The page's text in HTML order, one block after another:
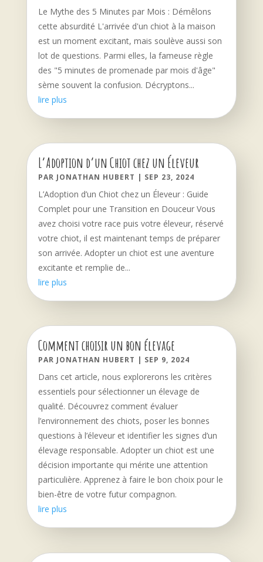
Le Mythe des 5 Minutes par Mois : Démêlons
cette absurdité L'arrivée d'un chiot à la maison
est un moment excitant, mais soulève aussi son
lot de questions. Parmi elles, la fameuse règle
des "5 minutes de promenade par mois d'âge"
sème souvent la confusion. Décryptons...
lire plus
L’Adoption d’un Chiot chez un Éleveur
PAR JONATHAN HUBERT | SEP 23, 2024
L’Adoption d’un Chiot chez un Éleveur : Guide
Complet pour une Transition en Douceur Vous
avez choisi votre race puis votre éleveur, réservé
votre chiot, il est maintenant temps de préparer
son arrivée. Adopter un chiot est une aventure
excitante et remplie de...
lire plus
Comment choisir un bon élevage
PAR JONATHAN HUBERT | SEP 9, 2024
Dans cet article, nous explorerons les critères
essentiels pour sélectionner un élevage de
qualité. Découvrez comment évaluer
l’environnement des chiots, poser les bonnes
questions à l’éleveur et identifier les signes d’un
élevage responsable. Adopter un chiot est une
décision importante qui mérite une attention
particulière. Apprenez à faire le bon choix pour le
bien-être de votre futur compagnon.
lire plus